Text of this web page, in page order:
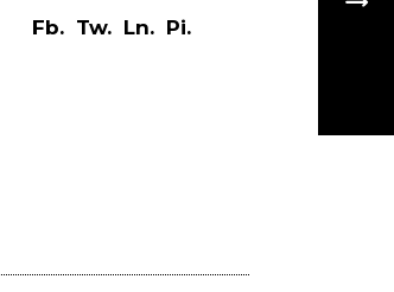
Fb. Tw. Ln. Pi.